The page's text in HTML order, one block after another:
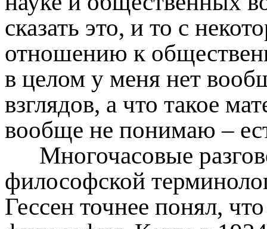
сказать это, и то с
отношению к
в целом у меня нет
взглядов, а что такое
вообще не понимаю –
Многочасовые
философской
Гессен точнее понял,